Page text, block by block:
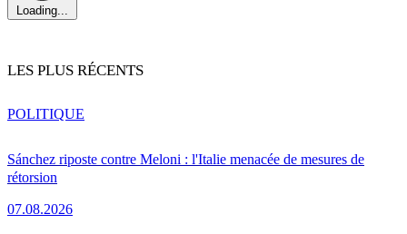
Loading...
LES PLUS RÉCENTS
Sánchez riposte contre Meloni : l'Italie menacée de mesures de
rétorsion
07.08.2026
POLITIQUE